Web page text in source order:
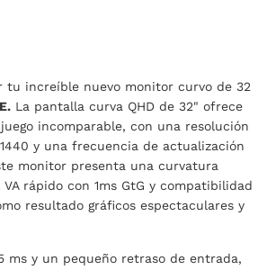
tu increíble nuevo monitor curvo de 32
La pantalla curva QHD de 32" ofrece
incomparable, con una resolución
y una frecuencia de actualización
monitor presenta una curvatura
rápido con 1ms GtG y compatibilidad
resultado gráficos espectaculares y
ms y un pequeño retraso de entrada,